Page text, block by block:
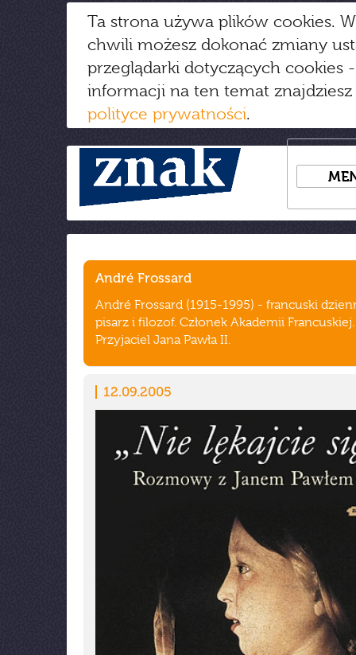
Ta strona używa plików cookies.
chwili możesz dokonać zmiany
przeglądarki dotyczących cookies
informacji na ten temat
polityce prywatności.
André Frossard
André Frossard (1915-1995) - francuski
pisarz i filozof. Członek Akademii Francuskiej.
Przyjaciel Jana Pawła II.
12.09.2005